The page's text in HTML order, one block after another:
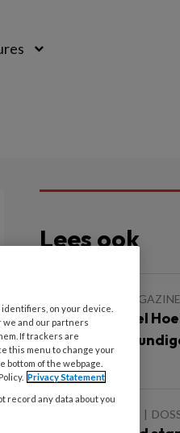
Lees ook
MAGAZINE
Interview Merel
zorg
on your device.
we and our partners
If trackers are
this menu to change your
of the webpage.
Privacy Statement
record any data about you